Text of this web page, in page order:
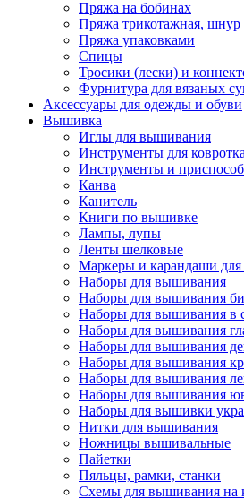
Пряжа на бобинах
Пряжа трикотажная, шнур
Пряжа упаковками
Спицы
Тросики (лески) и
Фурнитура для вязаных
Аксессуары для одежды и обуви
Вышивка
Иглы для вышивания
Инструменты для
Инструменты и
Канва
Канитель
Книги по вышивке
Лампы, лупы
Ленты шелковые
Маркеры и карандаши для
Наборы для вышивания
Наборы для вышивания
Наборы для вышивания в
Наборы для вышивания
Наборы для вышивания
Наборы для вышивания
Наборы для вышивания
Наборы для вышивания
Наборы для вышивки
Нитки для вышивания
Ножницы вышивальные
Пайетки
Пяльцы, рамки, станки
Схемы для вышивания на